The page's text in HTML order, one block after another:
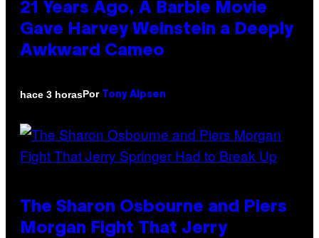
21 Years Ago, A Barbie Movie
Gave Harvey Weinstein a Deeply
Awkward Cameo
hace 3 horasPor Tony Alpsen
The Sharon Osbourne and Piers
Morgan Fight That Jerry